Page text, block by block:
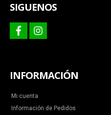
SIGUENOS
facebookinstagram
INFORMACIÓN
Mi cuenta
Información de Pedidos